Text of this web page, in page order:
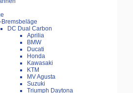
Bremsbeläge
DC Dual Carbon
Aprilia
BMW
Ducati
Honda
Kawasaki
KTM
MV Agusta
Suzuki
Triumph Daytona